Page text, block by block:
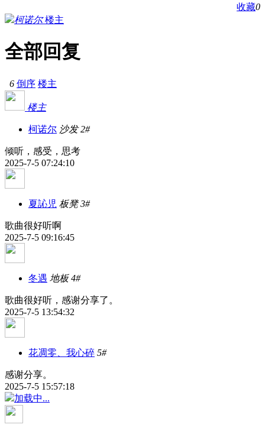
收藏0
柯诺尔 楼主
全部回复
6 倒序 楼主
楼主
柯诺尔 沙发 2#
倾听，感受，思考
2025-7-5 07:24:10
夏訫児 板凳 3#
歌曲很好听啊
2025-7-5 09:16:45
冬遇 地板 4#
歌曲很好听，感谢分享了。
2025-7-5 13:54:32
花凋零、我心碎 5#
感谢分享。
2025-7-5 15:57:18
加载中...